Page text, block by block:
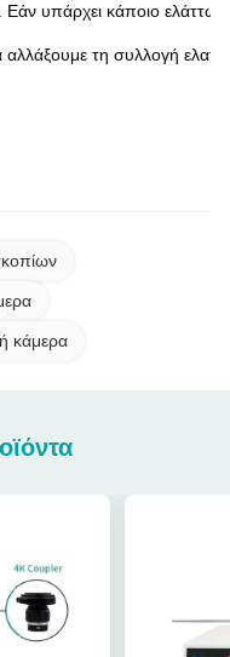
υπάρχει κάποιο
αλλάξουμε τη συλλογή
κάμερα